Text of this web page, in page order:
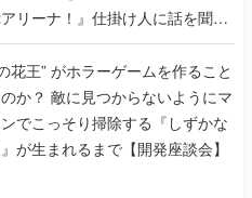
アリーナ！』仕掛け人に話を聞い
花王” がホラーゲームを作ること
らないようにマ
でこっそり掃除する『しずかな
が生まれるまで【開発座談会】